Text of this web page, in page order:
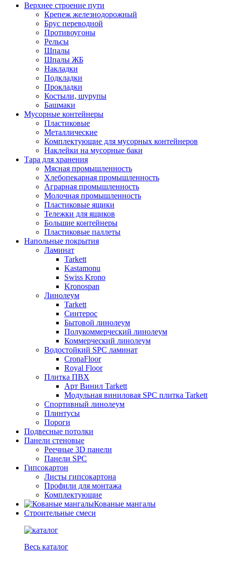
Верхнее строение пути
Крепеж железнодорожный
Брус переводной
Противоугоны
Рельсы
Шпалы
Шпалы ЖБ
Накладки
Подкладки
Прокладки
Костыли, шурупы
Башмаки
Мусорные контейнеры
Пластиковые
Металлические
Комплектующие для мусорных контейнеров
Наклейки на мусорные баки
Тара для хранения
Мясная промышленность
Хлебопекарная промышленность
Аграрная промышленность
Молочная промышленность
Пластиковые ящики
Тележки для ящиков
Большие контейнеры
Пластиковые паллеты
Напольные покрытия
Ламинат
Tarkett
Kastamonu
Swiss Krono
Kronospan
Линолеум
Tarkett
Синтерос
Бытовой линолеум
Полукоммерческий линолеум
Коммерческий линолеум
Водостойкий SPC ламинат
CronaFloor
Royal Floor
Плитка ПВХ
Арт Винил Tarkett
Модульная виниловая SPC плитка Tarkett
Спортивный линолеум
Плинтусы
Пороги
Подвесные потолки
Панели стеновые
Реечные 3D панели
Панели SPC
Гипсокартон
Листы гипсокартона
Профили для монтажа
Комплектующие
Кованые мангалы
Строительные смеси
Весь каталог